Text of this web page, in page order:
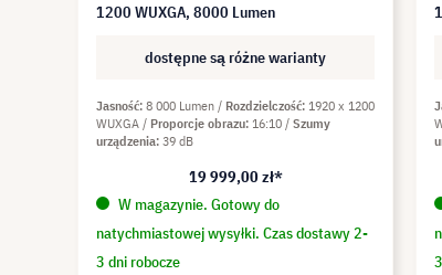
1200 WUXGA, 8000 Lumen
dostępne są różne warianty
Jasność 8 000 Lumen Rozdzielczość 1920 x 1200
WUXGA
Proporcje obrazu 16:10
Szumy
urządzenia 39 dB
19 999,00 zł*
W magazynie. Gotowy do
natychmiastowej wysyłki. Czas dostawy 2-
3 dni robocze